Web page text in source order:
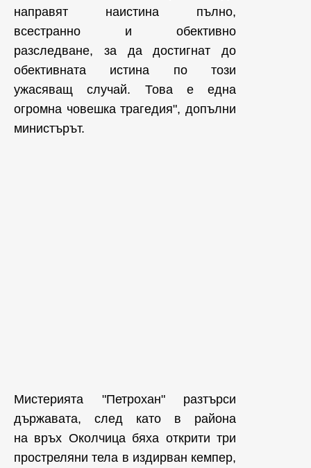
направят наистина пълно,
всестранно и обективно
разследване, за да достигнат до
обективната истина по този
ужасяващ случай. Това е една
огромна човешка трагедия", допълни
министърът.
Мистерията "Петрохан" разтърси
държавата, след като в района
на връх Околчица бяха открити три
простреляни тела в издирван кемпер,